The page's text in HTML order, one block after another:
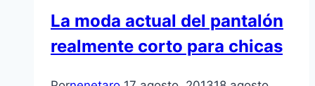
La moda actual del pantalón
realmente corto para chicas